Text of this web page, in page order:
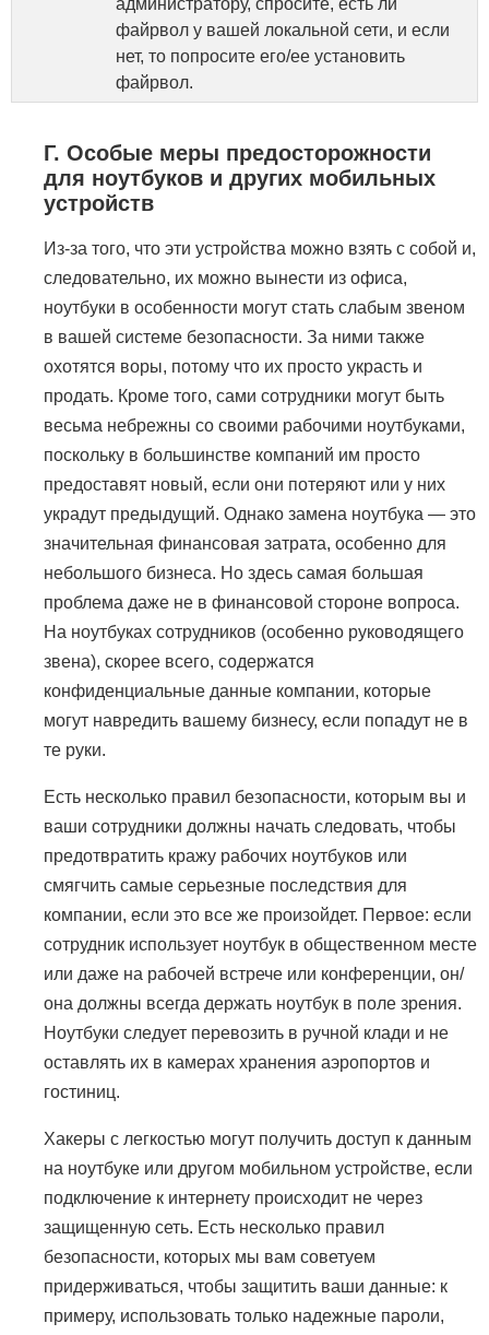
администратору, спросите, есть ли
файрвол у вашей локальной сети, и если
нет, то попросите его/ее установить
файрвол.
Г. Особые меры предосторожности
для ноутбуков и других мобильных
устройств
Из-за того, что эти устройства можно взять с собой и,
следовательно, их можно вынести из офиса,
ноутбуки в особенности могут стать слабым звеном
в вашей системе безопасности. За ними также
охотятся воры, потому что их просто украсть и
продать. Кроме того, сами сотрудники могут быть
весьма небрежны со своими рабочими ноутбуками,
поскольку в большинстве компаний им просто
предоставят новый, если они потеряют или у них
украдут предыдущий. Однако замена ноутбука — это
значительная финансовая затрата, особенно для
небольшого бизнеса. Но здесь самая большая
проблема даже не в финансовой стороне вопроса.
На ноутбуках сотрудников (особенно руководящего
звена), скорее всего, содержатся
конфиденциальные данные компании, которые
могут навредить вашему бизнесу, если попадут не в
те руки.
Есть несколько правил безопасности, которым вы и
ваши сотрудники должны начать следовать, чтобы
предотвратить кражу рабочих ноутбуков или
смягчить самые серьезные последствия для
компании, если это все же произойдет. Первое: если
сотрудник использует ноутбук в общественном месте
или даже на рабочей встрече или конференции, он/
она должны всегда держать ноутбук в поле зрения.
Ноутбуки следует перевозить в ручной клади и не
оставлять их в камерах хранения аэропортов и
гостиниц.
Хакеры с легкостью могут получить доступ к данным
на ноутбуке или другом мобильном устройстве, если
подключение к интернету происходит не через
защищенную сеть. Есть несколько правил
безопасности, которых мы вам советуем
придерживаться, чтобы защитить ваши данные: к
примеру, использовать только надежные пароли,